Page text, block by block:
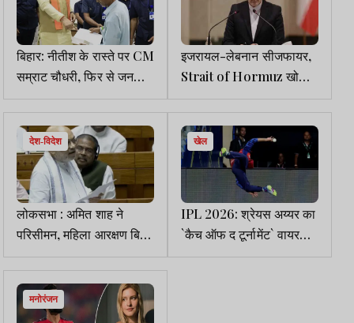
बिहार: नीतीश के रास्ते पर CM
सम्राट चौधरी, फिर से जनता
दरबार शुरू
इजरायल-लेबनान सीजफायर,
Strait of Hormuz खोला
गया, ईरानी विदेश मंत्री अब्बास
अराघची ने की घोषणा
देश-विदेश
लोकसभा : अमित शाह ने
परिसीमन, महिला आरक्षण बिल
पर कहा, विपक्ष एससी-एसटी,
OBC विरोधी
खेल
IPL 2026: श्रेयस अय्यर का
`कैच ऑफ द टूर्नामेंट` वायरल,
हार्दिक हुए आउट
मनोरंजन